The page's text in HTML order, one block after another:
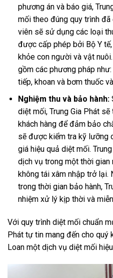
phương án và báo giá,
mối theo đúng quy trình
viên sẽ sử dụng các loại
được cấp phép bởi Bộ Y
khỏe con người và vật
gồm các phương pháp
tiếp, khoan và bơm thuốc
Nghiệm thu và bảo hành:
diệt mối, Trung Gia Phát
khách hàng để đảm bảo
sẽ được kiểm tra kỹ lưỡng
giá hiệu quả diệt mối.
dịch vụ trong một thời
không tái xâm nhập trở lại.
trong thời gian bảo hành,
nhiệm xử lý kịp thời và
Với quy trình diệt mối chuẩn
Phát tự tin mang đến cho quý
Loan một dịch vụ diệt mối